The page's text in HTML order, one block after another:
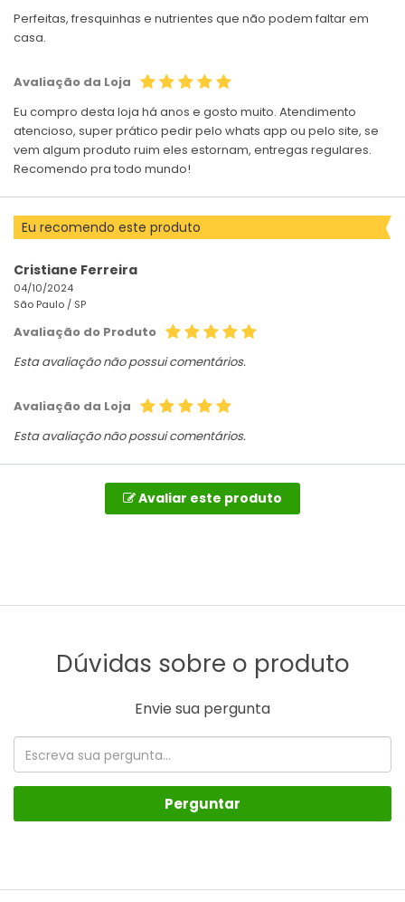
Perfeitas, fresquinhas e nutrientes que não podem faltar em
casa.
Avaliação da Loja
Eu compro desta loja há anos e gosto muito. Atendimento
atencioso, super prático pedir pelo whats app ou pelo site, se
vem algum produto ruim eles estornam, entregas regulares.
Recomendo pra todo mundo!
Eu recomendo este produto
Cristiane Ferreira
04/10/2024
São Paulo / SP
Avaliação do Produto
Esta avaliação não possui comentários.
Avaliação da Loja
Esta avaliação não possui comentários.
Avaliar este produto
Dúvidas sobre o produto
Envie sua pergunta
Perguntar